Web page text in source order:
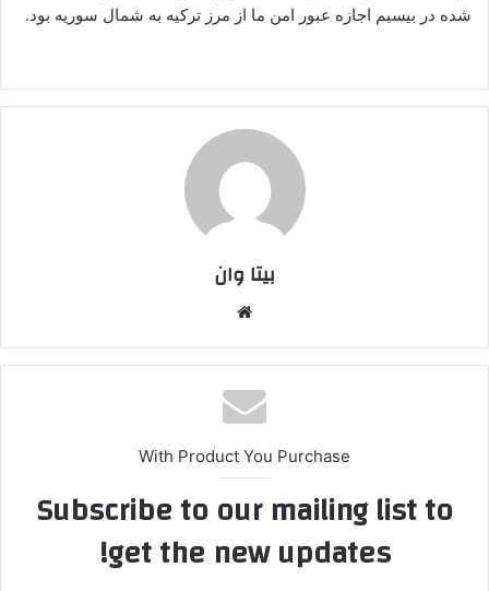
شده در بیسیم اجازه عبور امن ما از مرز ترکیه به شمال سوریه بود.
بیتا وان
With Product You Purchase
Subscribe to our mailing list to
get the new updates!